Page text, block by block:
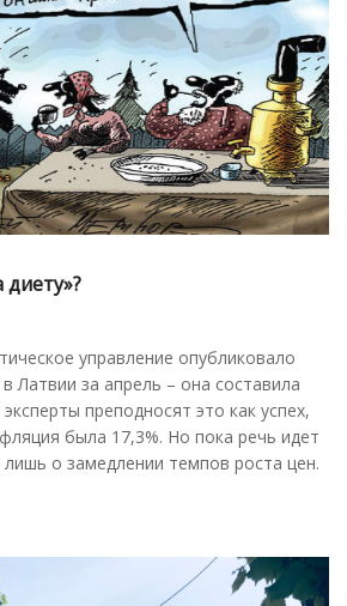
диету»?
управление опубликовало
Латвии за апрель – она составила
преподносят это как успех,
была 17,3%. Но пока речь идет
о замедлении темпов роста цен.